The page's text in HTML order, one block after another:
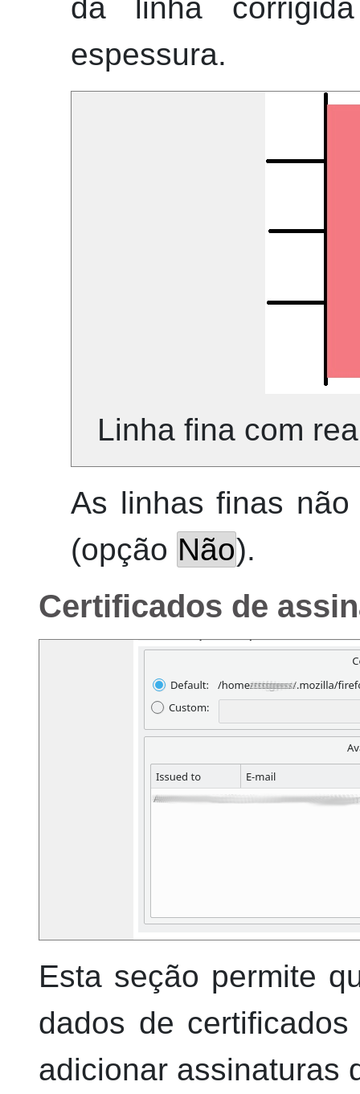
da linha
espessura.
Linha fina com
As linhas finas
(opção Não).
Certificados de
Esta seção permite
dados de
adicionar assinaturas